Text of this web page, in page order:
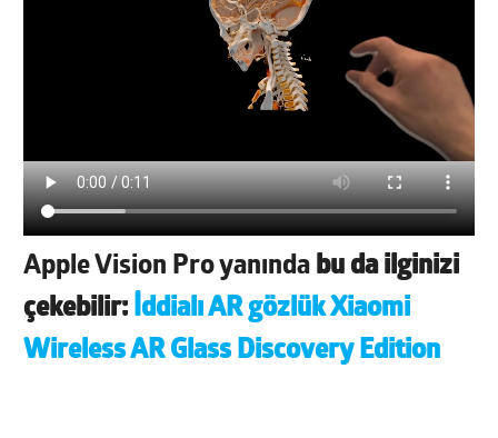
Apple Vision Pro yanında bu da ilginizi
çekebilir: İddialı AR gözlük Xiaomi
Wireless AR Glass Discovery Edition